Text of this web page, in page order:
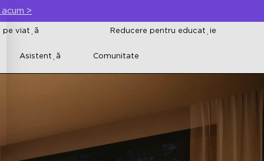
>
pe viață Reducere pentru educație
Asistență Comunitate